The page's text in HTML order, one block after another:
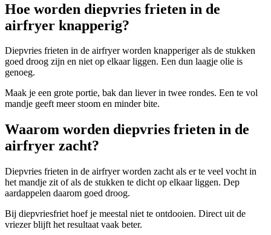
Hoe worden diepvries frieten in de
airfryer knapperig?
Diepvries frieten in de airfryer worden knapperiger als de stukken
goed droog zijn en niet op elkaar liggen. Een dun laagje olie is
genoeg.
Maak je een grote portie, bak dan liever in twee rondes. Een te vol
mandje geeft meer stoom en minder bite.
Waarom worden diepvries frieten in de
airfryer zacht?
Diepvries frieten in de airfryer worden zacht als er te veel vocht in
het mandje zit of als de stukken te dicht op elkaar liggen. Dep
aardappelen daarom goed droog.
Bij diepvriesfriet hoef je meestal niet te ontdooien. Direct uit de
vriezer blijft het resultaat vaak beter.